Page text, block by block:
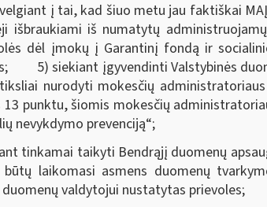
į tai, kad šiuo metu jau faktiškai
išbraukiami iš numatytų
dėl įmokų į Garantinį fondą ir
5) siekiant įgyvendinti Valstybinės
nurodyti mokesčių
punktu, šiomis mokesčių
nevykdymo prevenciją“;
tinkamai taikyti Bendrąjį duomenų
laikomasi asmens duomenų
valdytojui nustatytas prievoles;